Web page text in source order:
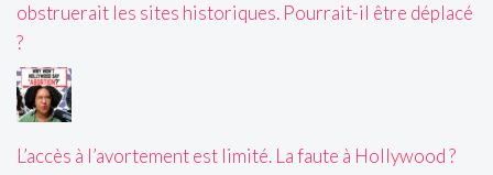
obstruerait les sites historiques. Pourrait-il être déplacé
?
L’accès à l’avortement est limité. La faute à Hollywood ?